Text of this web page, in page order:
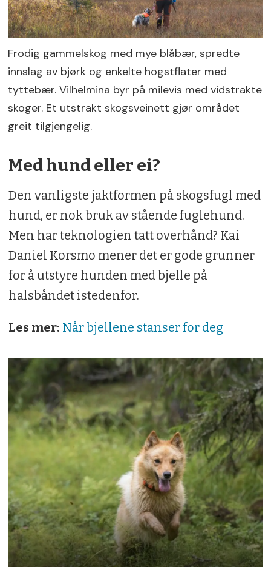
Frodig gammelskog med mye blåbær, spredte
innslag av bjørk og enkelte hogstflater med
tyttebær. Vilhelmina byr på milevis med vidstrakte
skoger. Et utstrakt skogsveinett gjør området
greit tilgjengelig.
Med hund eller ei?
Den vanligste jaktformen på skogsfugl med
hund, er nok bruk av stående fuglehund.
Men har teknologien tatt overhånd? Kai
Daniel Korsmo mener det er gode grunner
for å utstyre hunden med bjelle på
halsbåndet istedenfor.
Les mer: Når bjellene stanser for deg